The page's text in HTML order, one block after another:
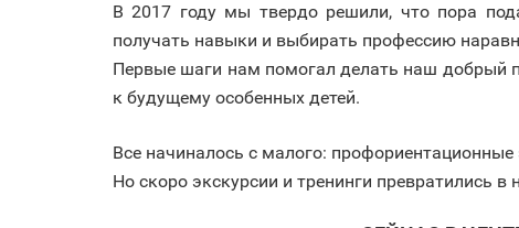
В 2017 году мы твердо решили, что пора
получать навыки и выбирать профессию
Первые шаги нам помогал делать наш добрый
к будущему особенных детей.
Все начиналось с малого:
Но скоро экскурсии и тренинги превратились в